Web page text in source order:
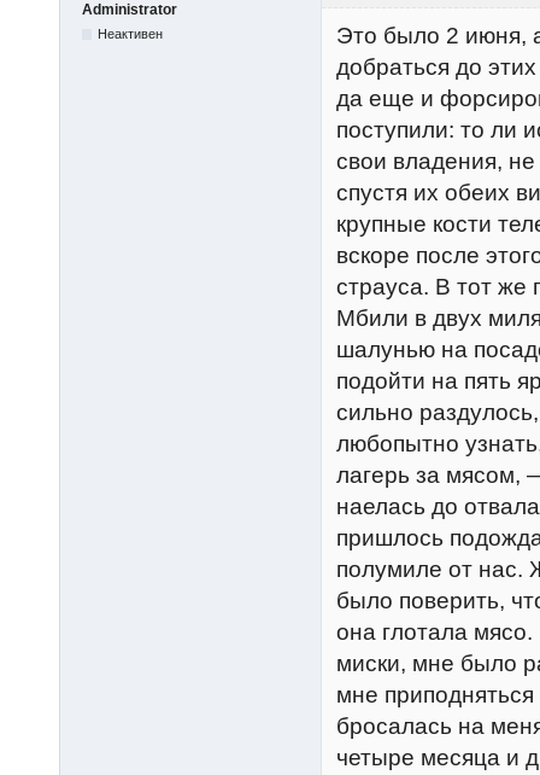
Administrator
Неактивен
Это было 2 июня,
добраться до
да еще и
поступили: то ли
свои владения,
спустя их обеих
крупные кости
вскоре после
страуса. В тот же
Мбили в двух
шалунью на
подойти на пять
сильно
любопытно
лагерь за мясом,
наелась до
пришлось
полумиле от нас.
было поверить,
она глотала
миски, мне было
мне
бросалась на
четыре месяца и